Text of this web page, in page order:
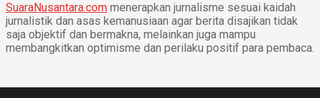
SuaraNusantara.com menerapkan jurnalisme sesuai kaidah
jurnalistik dan asas kemanusiaan agar berita disajikan tidak
saja objektif dan bermakna, melainkan juga mampu
membangkitkan optimisme dan perilaku positif para pembaca.